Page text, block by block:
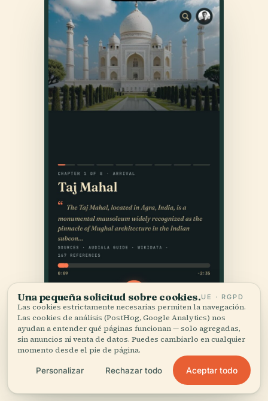
Una pequeña solicitud sobre cookies.UE · RGPD
Las cookies estrictamente necesarias permiten la navegación.
Las cookies de análisis (PostHog, Google Analytics) nos
ayudan a entender qué páginas funcionan — solo agregadas,
sin anuncios ni venta de datos. Puedes cambiarlo en cualquier
momento desde el pie de página.
Personalizar Rechazar todo Aceptar todo